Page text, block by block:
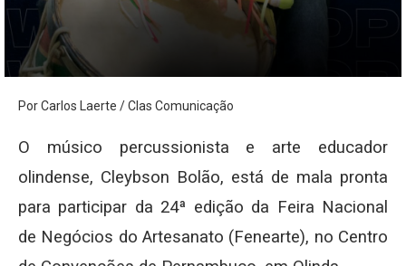
Por Carlos Laerte / Clas Comunicação
O músico percussionista e arte educador
olindense, Cleybson Bolão, está de mala pronta
para participar da 24ª edição da Feira Nacional
de Negócios do Artesanato (Fenearte), no Centro